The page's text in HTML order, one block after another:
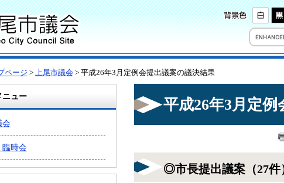
ページ > 上尾市議会 > 平成26年3月定例会提出議案の議決結果
ニュー
会
臨時会
平成26年3月定
◎市長提出議案（27件